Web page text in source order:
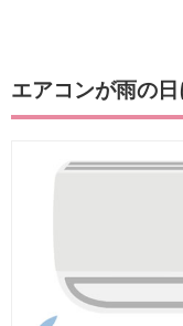
エアコンが雨の